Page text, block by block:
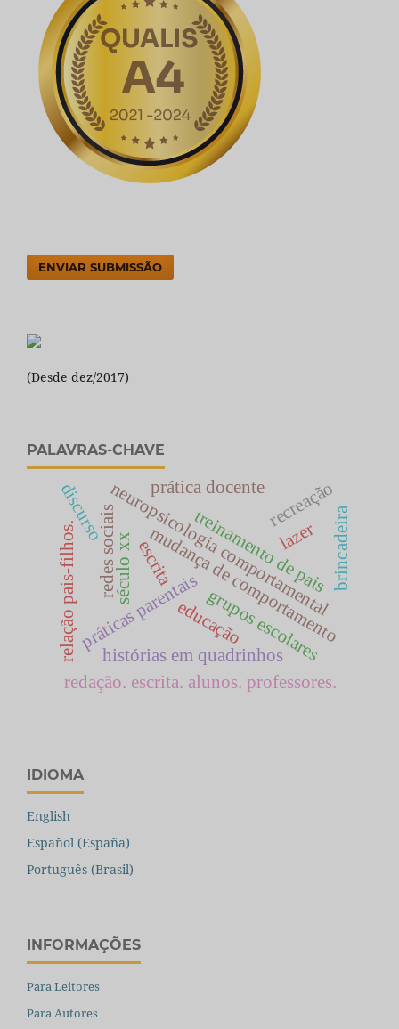
ENVIAR SUBMISSÃO
(Desde dez/2017)
PALAVRAS-CHAVE
neuropsicologia comportamental
mudança de comportamento
treinamento de pais
práticas parentais
relação pais-filhos. histórias em quadrinhos
escrita
redação. escrita. alunos. professores.
prática docente
século xx
grupos escolares
brincadeira
lazer
recreação
redes sociais
discurso
educação
IDIOMA
English
Español (España)
Português (Brasil)
INFORMAÇÕES
Para Leitores
Para Autores